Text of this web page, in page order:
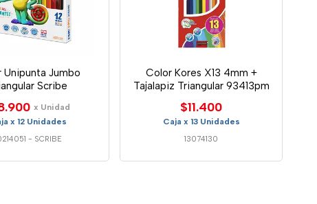
Unipunta Jumbo
Scribe
x Unidad
x 12 Unidades
- SCRIBE
Color Kores X13 4mm +
Tajalapiz Triangular 93413pm
$11.400
Caja x 13 Unidades
13074130